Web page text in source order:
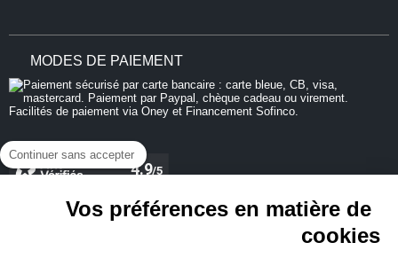
Continuer sans accepter
Vos préférences en matière de
cookies
MODES DE PAIEMENT